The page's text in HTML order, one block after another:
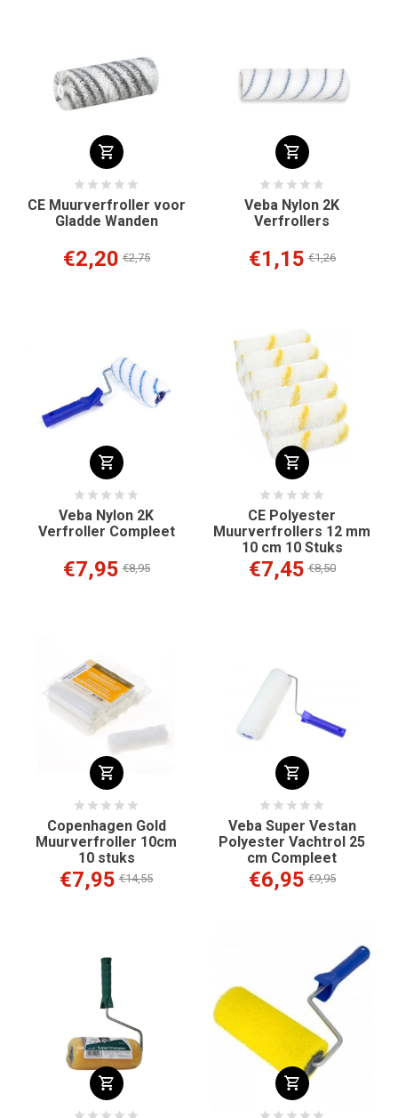
CE Muurverfroller voor
Gladde Wanden
€2,20 €2,75
Veba Nylon 2K
Verfrollers
€1,15 €1,26
Veba Nylon 2K
Verfroller Compleet
€7,95 €8,95
CE Polyester
Muurverfrollers 12 mm
10 cm 10 Stuks
€7,45 €8,50
Copenhagen Gold
Muurverfroller 10cm
10 stuks
€7,95 €14,55
Veba Super Vestan
Polyester Vachtrol 25
cm Compleet
€6,95 €9,95